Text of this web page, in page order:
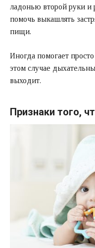
ладонью второй руки и
помочь выкашлять
пищи.
Иногда помогает
этом случае
выходит.
Признаки того,